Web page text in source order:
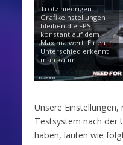
Trotz niedrigen
Grafikeinstellungen
bleiben die FPS
konstant auf dem
Maximalwert. Einen
Unterschied erkennt
man kaum.
Unsere
Testsystem nach der
haben, lauten wie